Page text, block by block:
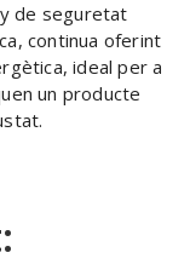
de seguretat
continua oferint
ideal per a
un producte